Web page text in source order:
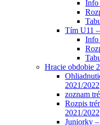
Info
Tím U11
Info
Hracie obdobie
2021/2022
zoznam
Rozpis
2021/2022
Juniorky